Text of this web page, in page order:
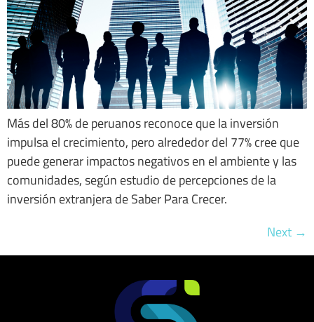
Más del 80% de peruanos reconoce que la inversión
impulsa el crecimiento, pero alrededor del 77% cree que
puede generar impactos negativos en el ambiente y las
comunidades, según estudio de percepciones de la
inversión extranjera de Saber Para Crecer.
Next →